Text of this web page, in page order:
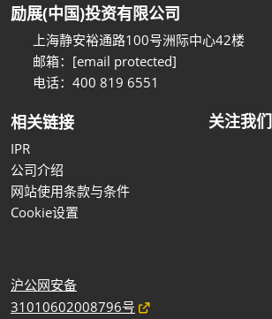
励展(中国)投资有限公司
上海静安裕通路100号洲际中心42楼
邮箱： [email protected]
电话：400 819 6551
相关链接
IPR
公司介绍
网站使用条款与条件
Cookie设置
关注我们
沪公网安备
31010602008796号